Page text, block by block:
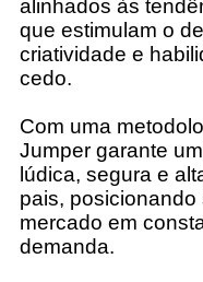
alinhados às
que estimulam o
criatividade e
cedo.
Com uma
Jumper garante
lúdica, segura e
pais,
mercado em
demanda.